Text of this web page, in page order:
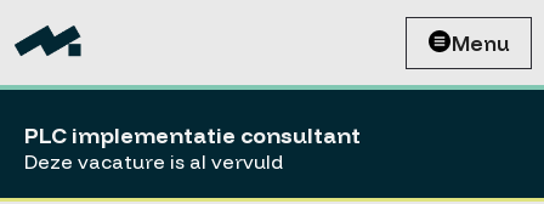
Menu
PLC implementatie consultant
Deze vacature is al vervuld